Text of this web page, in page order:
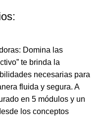
Domina las
te brinda la
necesarias para
fluida y segura. A
en 5 módulos y un
los conceptos